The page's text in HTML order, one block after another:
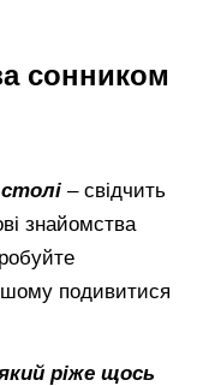
сонником
– свідчить
знайомства
подивитися
ріже щось